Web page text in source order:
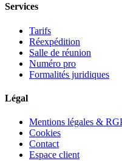
Services
Tarifs
Réexpédition
Salle de réunion
Numéro pro
Formalités juridiques
Légal
Mentions légales &
Cookies
Contact
Espace client